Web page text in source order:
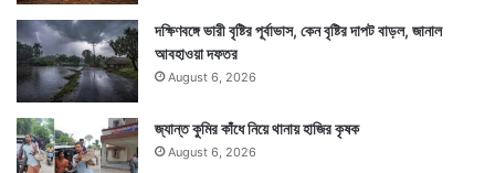
দক্ষিণবঙ্গে ভারী বৃষ্টির পূর্বাভাস, কেন বৃষ্টির দাপট বাড়ল, জানাল
আবহাওয়া দফতর
August 6, 2026
জ্যান্ত কুমির কাঁধে নিয়ে থানায় হাজির কৃষক
August 6, 2026